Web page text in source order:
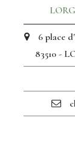
6 place
83510 -